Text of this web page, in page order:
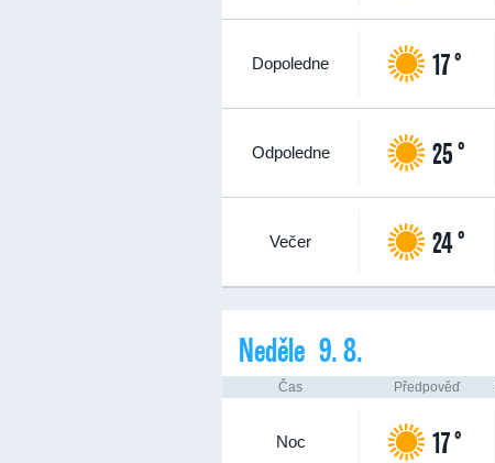
Dopoledne 17 °
Odpoledne 25 °
Večer 24 °
Neděle 9. 8.
Čas Předpověď
Noc 17 °